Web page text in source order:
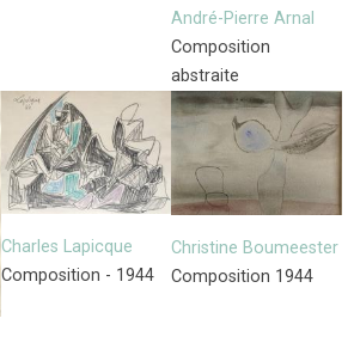
André-Pierre Arnal
Composition
abstraite
Charles Lapicque
Composition - 1944
Christine Boumeester
Composition 1944